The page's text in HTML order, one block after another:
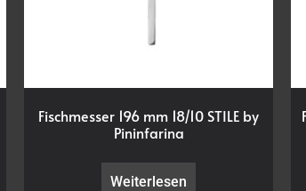
Fischmesser 196 mm 18/10 STILE by
Pininfarina
Weiterlesen